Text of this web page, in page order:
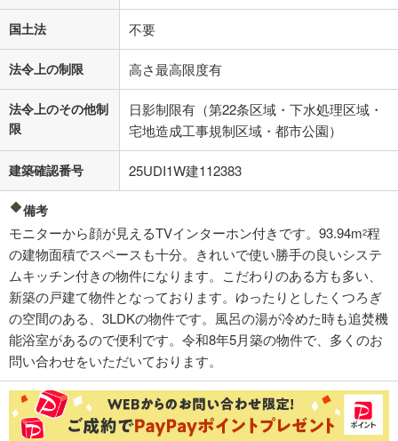
国土法 不要
法令上の制限 高さ最高限度有
法令上のその他制
限
日影制限有（第22条区域・下水処理区域・
宅地造成工事規制区域・都市公園）
建築確認番号 25UDI1W建112383
備考
モニターから顔が見えるTVインターホン付きです。93.94m2程
の建物面積でスペースも十分。きれいで使い勝手の良いシステ
ムキッチン付きの物件になります。こだわりのある方も多い、
新築の戸建て物件となっております。ゆったりとしたくつろぎ
の空間のある、3LDKの物件です。風呂の湯が冷めた時も追焚機
能浴室があるので便利です。令和8年5月築の物件で、多くのお
問い合わせをいただいております。